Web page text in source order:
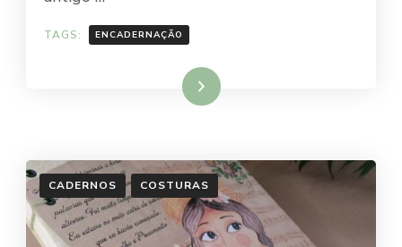
TAGS: ENCADERNAÇÃO
Ler mais
CADERNOS COSTURAS